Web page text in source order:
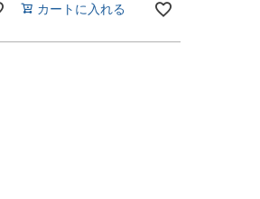
カートに入れる